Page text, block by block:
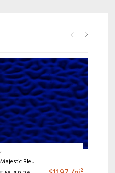
Majestic Bleu